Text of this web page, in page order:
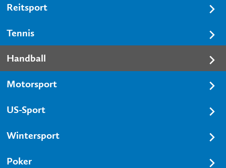
Reitsport
Tennis
Handball
Motorsport
US-Sport
Wintersport
Poker